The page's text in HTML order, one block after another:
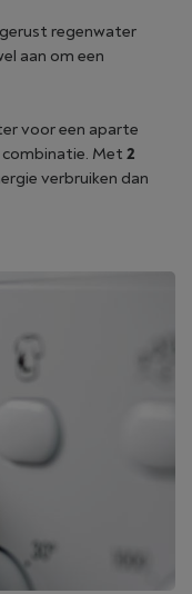
regenwater
aan om een
voor een aparte
Met 2
verbruiken dan